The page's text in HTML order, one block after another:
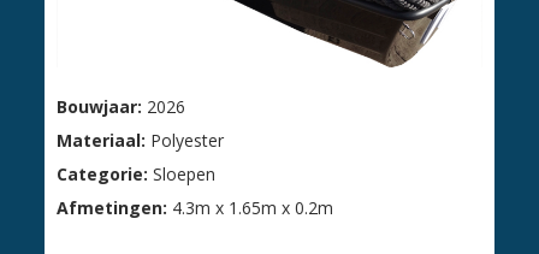
Bouwjaar: 2026
Materiaal: Polyester
Categorie:Sloepen
Afmetingen: 4.3m x 1.65m x 0.2m